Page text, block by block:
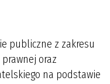
publiczne z zakresu
oraz
na podstawie